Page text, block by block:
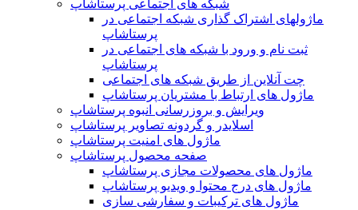
شبکه های اجتماعی پرستاشاپ
ماژولهای اشتراک‌ گذاری شبکه اجتماعی در
پرستاشاپ
ثبت نام و ورود با شبکه های اجتماعی در
پرستاشاپ
چت آنلاین از طریق شبکه های اجتماعی
ماژول های ارتباط با مشتریان پرستاشاپ
ویرایش و بروزرسانی انبوه پرستاشاپ
اسلایدر و گردونه تصاویر پرستاشاپ
ماژول های امنیت پرستاشاپ
صفحه محصول پرستاشاپ
ماژول های محصولات مجازی پرستاشاپ
ماژول های درج محتوا و ویدیو پرستاشاپ
ماژول های ترکیبات و سفارشی سازی